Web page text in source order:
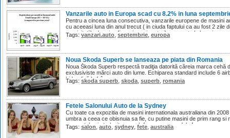
Vanzarile auto in Europa scad cu 8.2% in luna
Pentru a cincea luna consecutiva, vanzarile europene de masini
cu aceeasi luna din anul trecut ( in ciuda faptului ca au fost 2 zile
precipitatiile de criza financiara si preturile crescute la benzina au
Tags: vanzari.auto septembrie europa
Noua Skoda Superb se lanseaza pe piata din Romania
Noua Škoda Superb respectă tradiţia datorită căreia marca cehă
exclusiviste mărci auto din lume. Echiparea standard include 6
hidraulică la frânare.
Tags: skoda superb skoda superb romania
Fetele Salonului Auto de la Sydney
Cu toate ca expozitia de masini internationala australiana din
umbra a ceea ce obisnuia sa fie, cu putine masini de prim rang si
momentele ei stralucitoare sub forma unor modele frumoase.
Tags: salon auto sydney fete australia